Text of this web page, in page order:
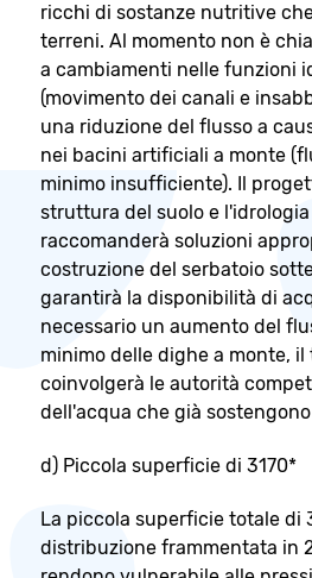
ricchi di sostanze nutritive
terreni. Al momento non è
a cambiamenti nelle funzioni
(movimento dei canali e
una riduzione del flusso a
nei bacini artificiali a monte
minimo insufficiente). Il
struttura del suolo e
raccomanderà soluzioni
costruzione del serbatoio
garantirà la disponibilità di
necessario un aumento del
minimo delle dighe a monte,
coinvolgerà le autorità
dell'acqua che già
d) Piccola superficie di 3170*
La piccola superficie totale di
distribuzione frammentata in